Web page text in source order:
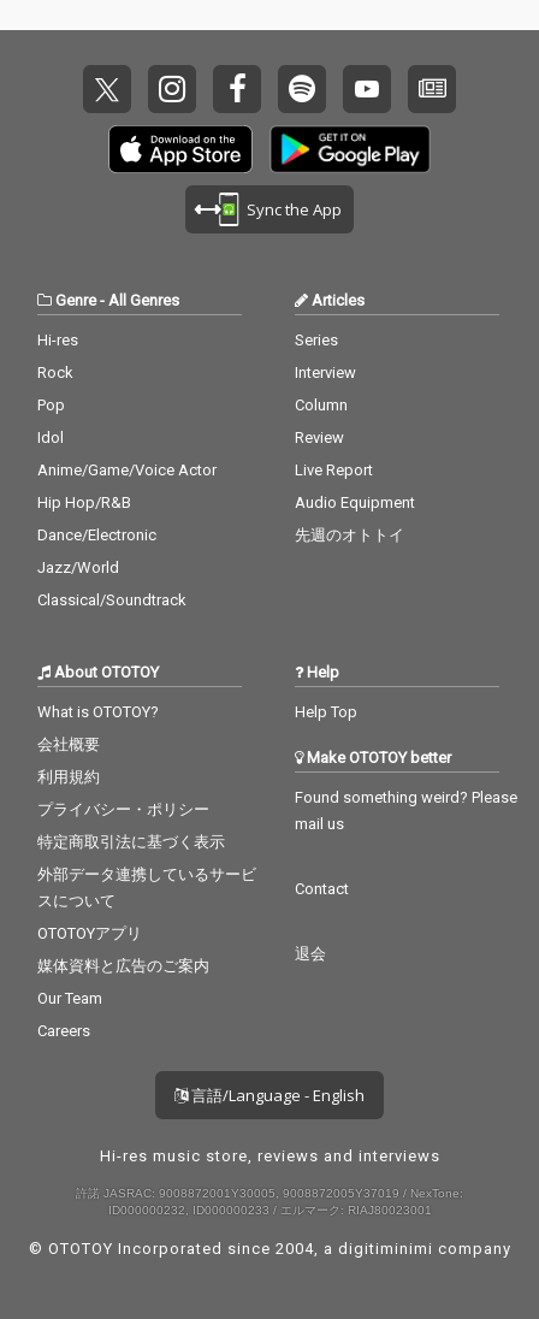
Sync the App
Genre- All Genres
Hi-res
Rock
Pop
Idol
Anime/Game/Voice Actor
Hip Hop/R&B
Dance/Electronic
Jazz/World
Classical/Soundtrack
Articles
Series
Interview
Column
Review
Live Report
Audio Equipment
先週のオトトイ
About OTOTOY
What is OTOTOY?
会社概要
利用規約
プライバシー・ポリシー
特定商取引法に基づく表示
外部データ連携しているサービ
スについて
OTOTOYアプリ
媒体資料と広告のご案内
Our Team
Careers
Help
Help Top
Make OTOTOY better
Found something weird? Please
mail us
Contact
退会
言語/Language - English
Hi-res music store, reviews and interviews
許諾 JASRAC: 9008872001Y30005, 9008872005Y37019 / NexTone:
ID000000232, ID000000233 / エルマーク: RIAJ80023001
© OTOTOY Incorporated since 2004, a digitiminimi company